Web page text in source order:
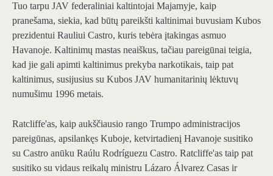
Tuo tarpu JAV federaliniai kaltintojai Majamyje, kaip
pranešama, siekia, kad būtų pareikšti kaltinimai buvusiam Kubos
prezidentui Rauliui Castro, kuris tebėra įtakingas asmuo
Havanoje. Kaltinimų mastas neaiškus, tačiau pareigūnai teigia,
kad jie gali apimti kaltinimus prekyba narkotikais, taip pat
kaltinimus, susijusius su Kubos JAV humanitarinių lėktuvų
numušimu 1996 metais.
Ratcliffe'as, kaip aukščiausio rango Trumpo administracijos
pareigūnas, apsilankęs Kuboje, ketvirtadienį Havanoje susitiko
su Castro anūku Raúlu Rodríguezu Castro. Ratcliffe'as taip pat
susitiko su vidaus reikalų ministru Lázaro Álvarez Casas ir